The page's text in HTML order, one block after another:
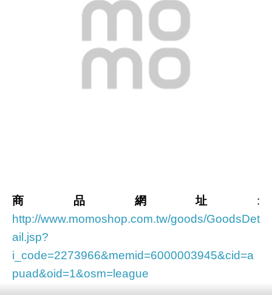
商品網址 :
http://www.momoshop.com.tw/goods/GoodsDet
ail.jsp?
i_code=2273966&memid=6000003945&cid=a
puad&oid=1&osm=league